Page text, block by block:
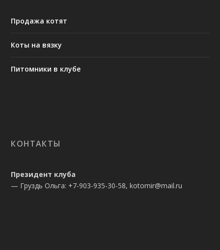
Продажа котят
Коты на вязку
Питомники в клубе
КОНТАКТЫ
Президент клуба
— Груздь Ольга: +7-903-935-30-58, kotomir@mail.ru